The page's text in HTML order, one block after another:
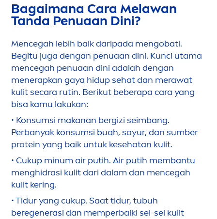
Bagaimana Cara Melawan
Tanda Penuaan Dini?
Mencegah lebih baik daripada mengobati.
Begitu juga dengan penuaan dini. Kunci utama
mencegah penuaan dini adalah dengan
menerapkan gaya hidup sehat dan merawat
kulit secara rutin. Berikut beberapa cara yang
bisa kamu lakukan:
• Konsumsi makanan bergizi seimbang.
Perbanyak konsumsi buah, sayur, dan sumber
protein yang baik untuk kesehatan kulit.
• Cukup minum air putih. Air putih membantu
menghidrasi kulit dari dalam dan mencegah
kulit kering.
• Tidur yang cukup. Saat tidur, tubuh
beregenerasi dan memperbaiki sel-sel kulit